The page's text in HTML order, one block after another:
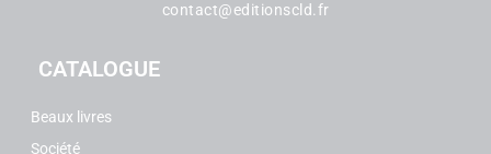
contact@editionscld.fr
CATALOGUE
Beaux livres
Société